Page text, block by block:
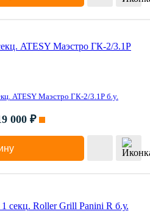
ATESY Маэстро ГК-2/3.1Р б.у.
000 ₽